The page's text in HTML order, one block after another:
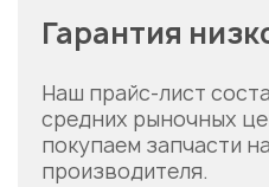
Гарантия
Наш прайс-лист
средних рыночных
покупаем запчасти
производителя.